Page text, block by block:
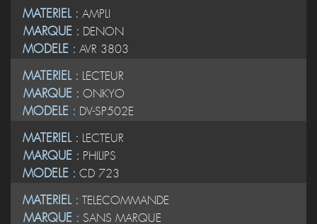
MATERIEL : AMPLI
MARQUE :DENON
MODELE : AVR 3803
MATERIEL : LECTEUR
MARQUE :ONKYO
MODELE : DV-SP502E
MATERIEL : LECTEUR
MARQUE :PHILIPS
MODELE : CD 723